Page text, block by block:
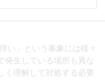
い」という事象には様々
発生している場所も異な
く理解して対処する必要